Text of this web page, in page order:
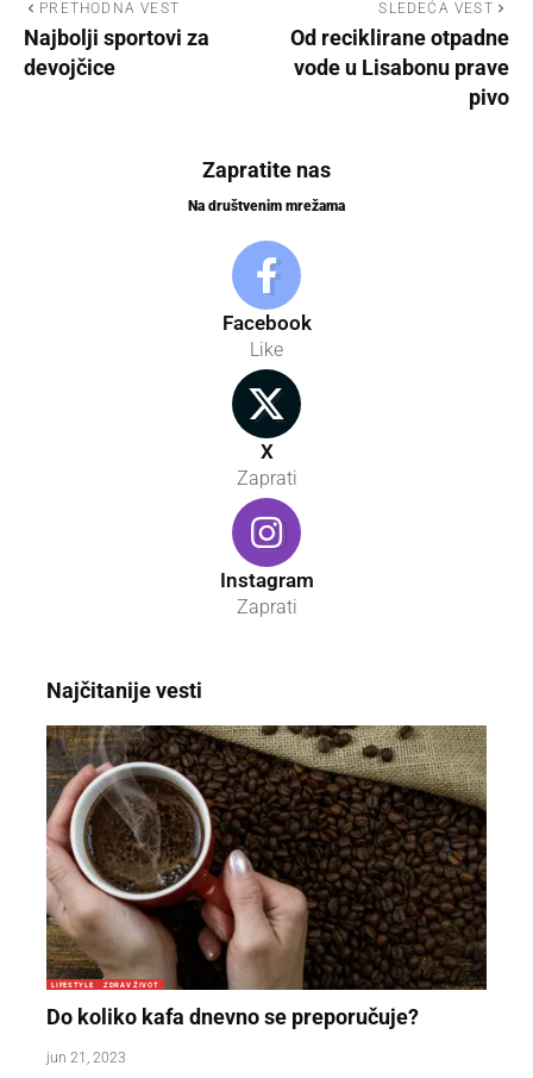
PRETHODNA VEST
Najbolji sportovi za
devojčice
SLEDEĆA VEST
Od reciklirane otpadne
vode u Lisabonu prave
pivo
Zapratite nas
Na društvenim mrežama
Facebook
Like
X
Zaprati
Instagram
Zaprati
Najčitanije vesti
LIFESTYLE ZDRAV ŽIVOT
Do koliko kafa dnevno se preporučuje?
jun 21, 2023